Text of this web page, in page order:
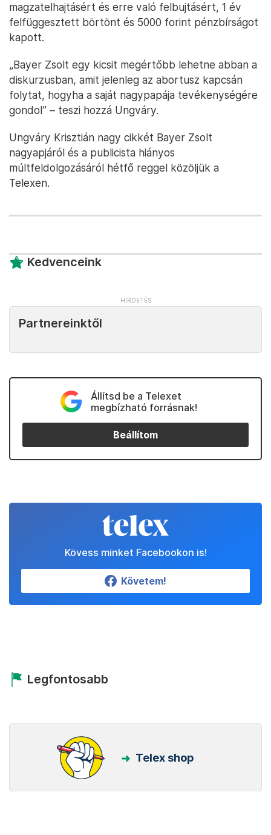
magzatelhajtásért és erre való felbujtásért, 1 év
felfüggesztett börtönt és 5000 forint pénzbírságot
kapott.
„Bayer Zsolt egy kicsit megértőbb lehetne abban a
diskurzusban, amit jelenleg az abortusz kapcsán
folytat, hogyha a saját nagypapája tevékenységére
gondol” – teszi hozzá Ungváry.
Ungváry Krisztián nagy cikkét Bayer Zsolt
nagyapjáról és a publicista hiányos
múltfeldolgozásáról hétfő reggel közöljük a
Telexen.
Kedvenceink
Partnereinktől
Állítsd be a Telexet
megbízható forrásnak!
Beállítom
Kövess minket Facebookon is!
Követem!
Legfontosabb
Telex shop